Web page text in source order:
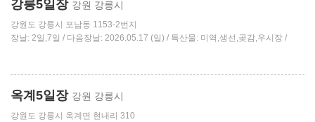
강릉5일장 강원 강릉시
강원도 강릉시 포남동 1153-2번지
장날: 2일,7일 / 다음장날: 2026.05.17 (일) / 특산물: 미역,생선,곶감,우시장 /
옥계5일장 강원 강릉시
강원도 강릉시 옥계면 현내리 310